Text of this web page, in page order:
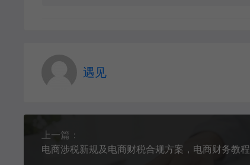
遇见
上一篇：
电商涉税新规及电商财税合规方案，电商财务教程